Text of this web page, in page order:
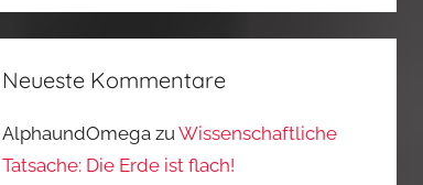
Neueste Kommentare
AlphaundOmega zuWissenschaftliche
Tatsache: Die Erde ist flach!